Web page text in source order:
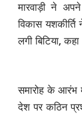
मारवाड़ी ने
विकास
लगी बिटिया,कहा
समारोह के आरंभ
देश पर कठिन